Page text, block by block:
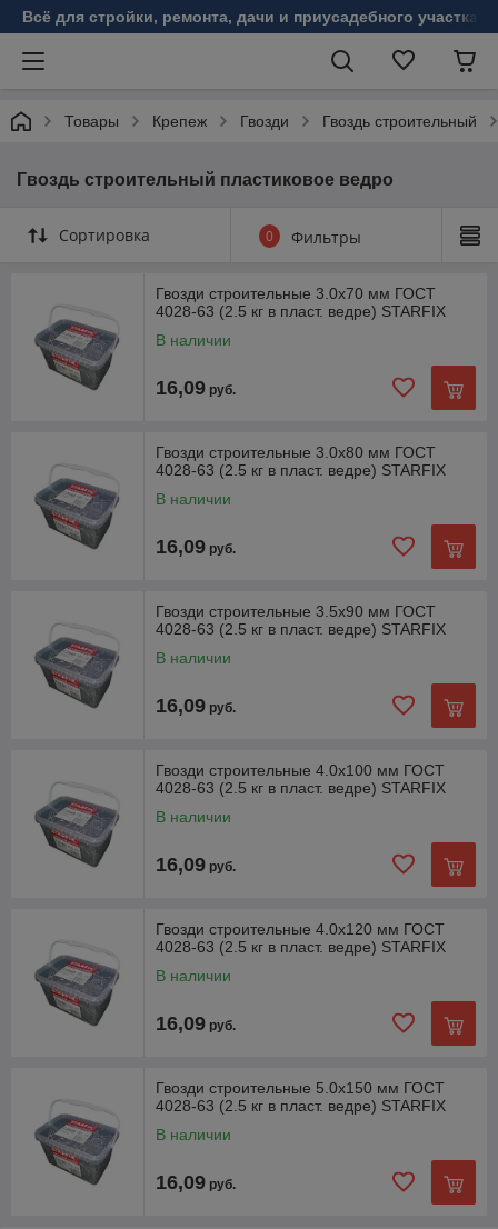
Всё для стройки, ремонта, дачи и приусадебного участка!
Товары Крепеж Гвозди Гвоздь строительный
Гвоздь строительный пластиковое ведро
Сортировка 0 Фильтры
Гвозди строительные 3.0х70 мм ГОСТ
4028-63 (2.5 кг в пласт. ведре) STARFIX
В наличии
16,09 руб.
Гвозди строительные 3.0х80 мм ГОСТ
4028-63 (2.5 кг в пласт. ведре) STARFIX
В наличии
16,09 руб.
Гвозди строительные 3.5х90 мм ГОСТ
4028-63 (2.5 кг в пласт. ведре) STARFIX
В наличии
16,09 руб.
Гвозди строительные 4.0х100 мм ГОСТ
4028-63 (2.5 кг в пласт. ведре) STARFIX
В наличии
16,09 руб.
Гвозди строительные 4.0х120 мм ГОСТ
4028-63 (2.5 кг в пласт. ведре) STARFIX
В наличии
16,09 руб.
Гвозди строительные 5.0х150 мм ГОСТ
4028-63 (2.5 кг в пласт. ведре) STARFIX
В наличии
16,09 руб.